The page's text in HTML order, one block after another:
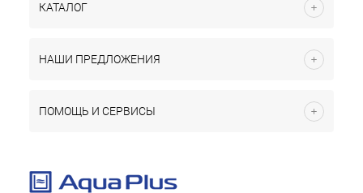
КАТАЛОГ
НАШИ ПРЕДЛОЖЕНИЯ
ПОМОЩЬ И СЕРВИСЫ